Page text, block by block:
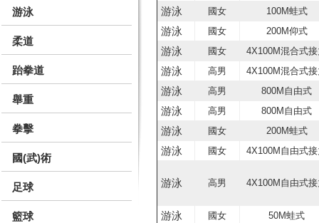
游泳
柔道
跆拳道
舉重
拳擊
國(武)術
足球
籃球
游泳 國女 100M蛙式
游泳 國女 200M仰式
游泳 國女 4X100M混合式
游泳 高男 4X100M混合式
游泳 高男 800M自由式
游泳 高男 800M自由式
游泳 國女 200M蛙式
游泳 國女 4X100M自由式
游泳 高男 4X100M自由式
游泳 國女 50M蛙式